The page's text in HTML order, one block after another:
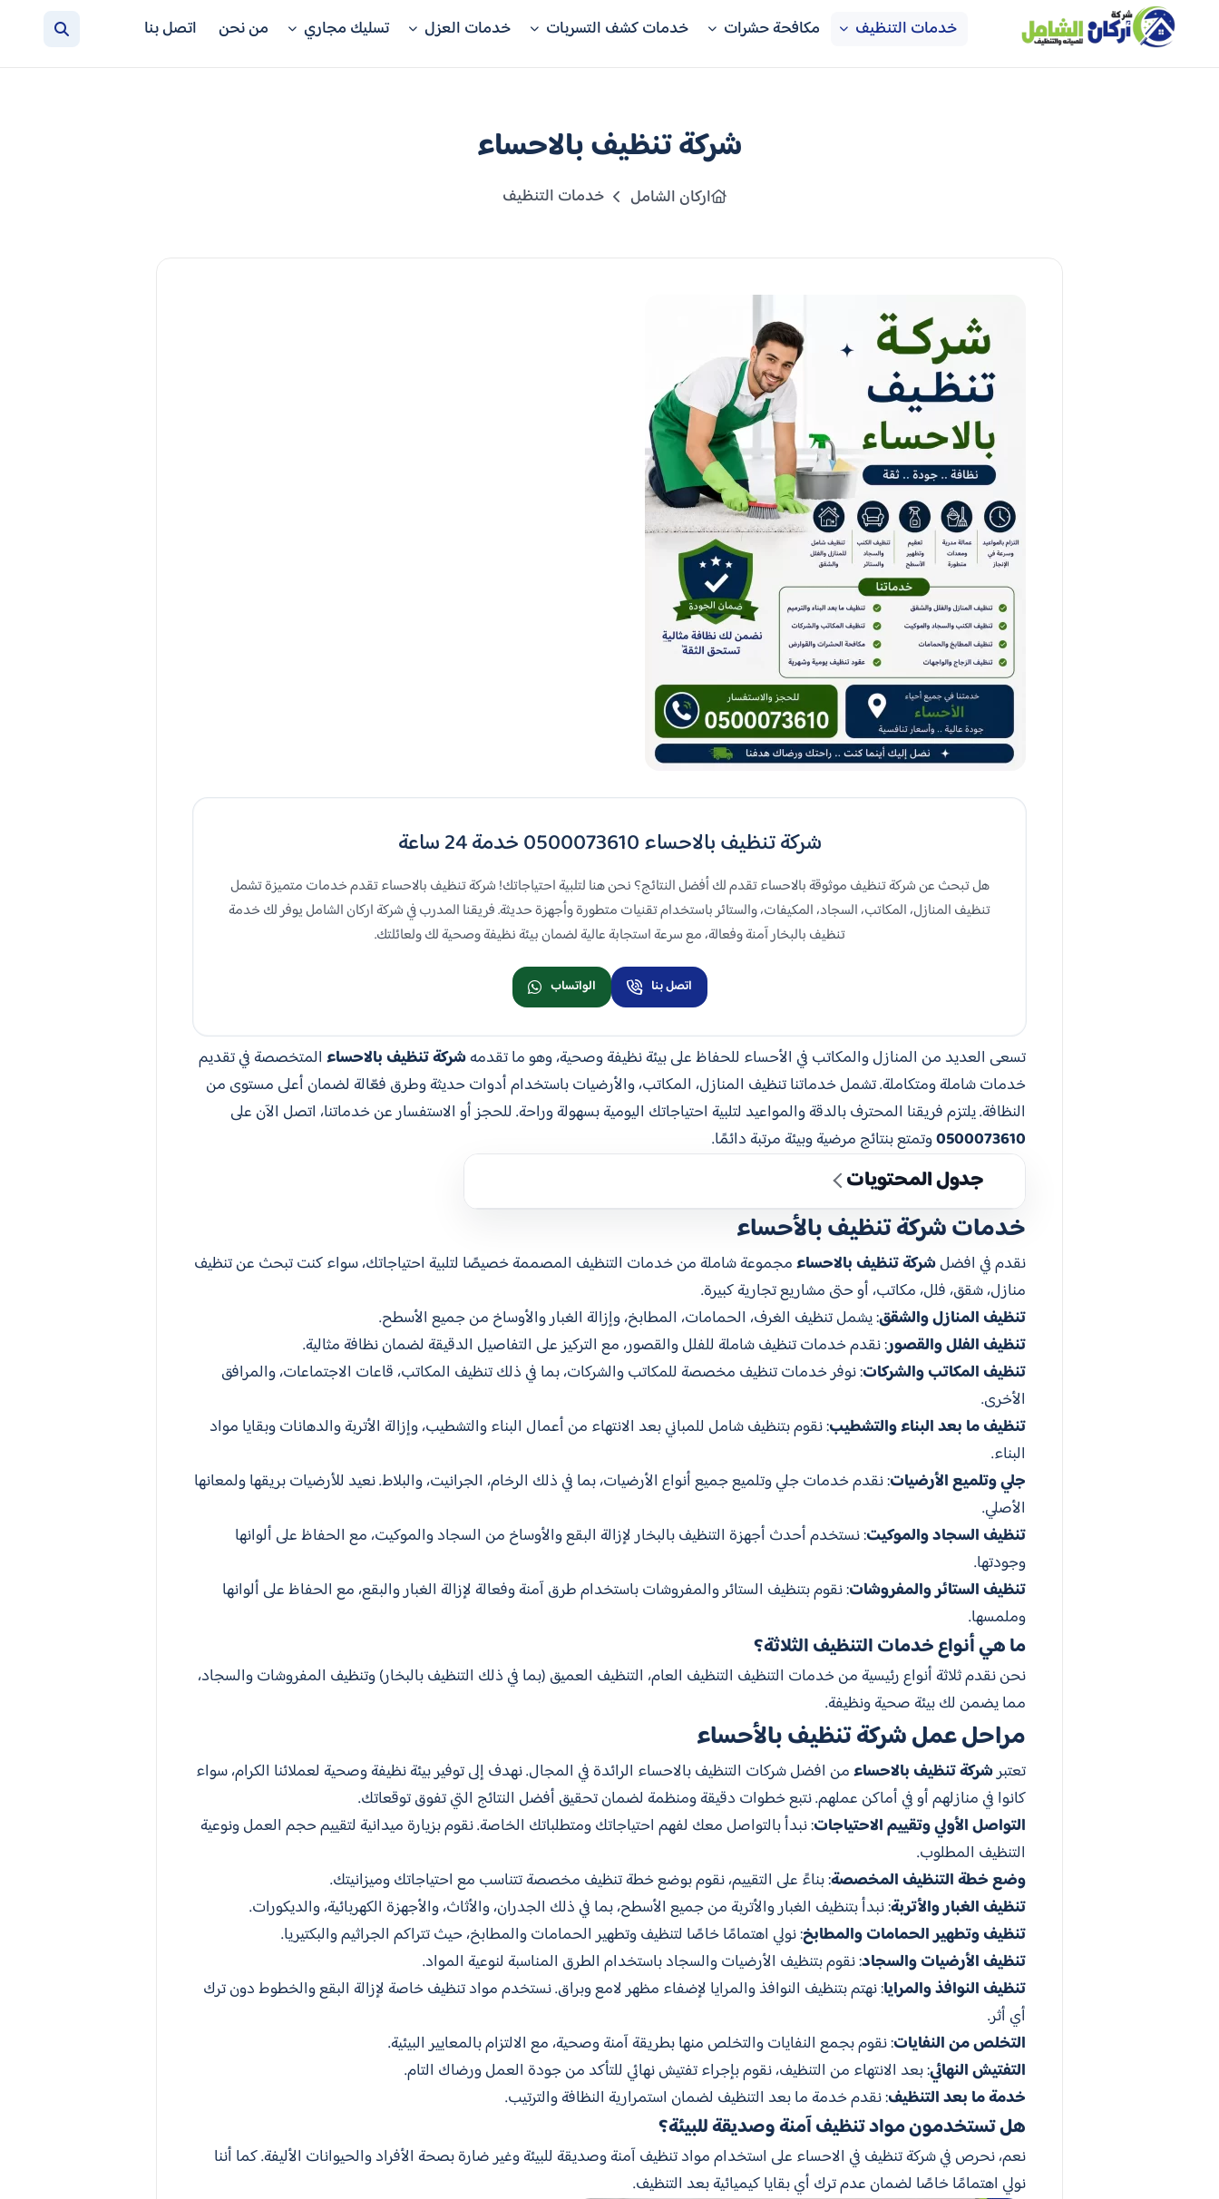
خدمات التنظيف مكافحة حشرات خدمات كشف التسربات خدمات العزل تسليك مجاري من نحن اتصل بنا
شركة تنظيف بالاحساء
اركان الشامل خدمات التنظيف
شركة تنظيف بالاحساء 0500073610 خدمة 24 ساعة
هل تبحث عن شركة تنظيف موثوقة بالاحساء تقدم لك أفضل النتائج؟ نحن هنا لتلبية احتياجاتك! شركة تنظيف بالاحساء تقدم خدمات متميزة تشمل
تنظيف المنازل، المكاتب، السجاد، المكيفات، والستائر باستخدام تقنيات متطورة وأجهزة حديثة. فريقنا المدرب في شركة اركان الشامل يوفر لك خدمة
تنظيف بالبخار آمنة وفعالة، مع سرعة استجابة عالية لضمان بيئة نظيفة وصحية لك ولعائلتك.
اتصل بنا الواتساب
تسعى العديد من المنازل والمكاتب في الأحساء للحفاظ على بيئة نظيفة وصحية، وهو ما تقدمهشركة تنظيف بالاحساء المتخصصة في تقديم
خدمات شاملة ومتكاملة. تشمل خدماتنا تنظيف المنازل، المكاتب، والأرضيات باستخدام أدوات حديثة وطرق فعّالة لضمان أعلى مستوى من
النظافة. يلتزم فريقنا المحترف بالدقة والمواعيد لتلبية احتياجاتك اليومية بسهولة وراحة. للحجز أو الاستفسار عن خدماتنا، اتصل الآن على
0500073610وتمتع بنتائج مرضية وبيئة مرتبة دائمًا.
جدول المحتويات
خدمات شركة تنظيف بالأحساء
نقدم في افضلشركة تنظيف بالاحساءمجموعة شاملة من خدمات التنظيف المصممة خصيصًا لتلبية احتياجاتك، سواء كنت تبحث عن تنظيف
منازل، شقق، فلل، مكاتب، أو حتى مشاريع تجارية كبيرة.
تنظيف المنازل والشقق: يشمل تنظيف الغرف، الحمامات، المطابخ، وإزالة الغبار والأوساخ من جميع الأسطح.
تنظيف الفلل والقصور: نقدم خدمات تنظيف شاملة للفلل والقصور، مع التركيز على التفاصيل الدقيقة لضمان نظافة مثالية.
تنظيف المكاتب والشركات: نوفر خدمات تنظيف مخصصة للمكاتب والشركات، بما في ذلك تنظيف المكاتب، قاعات الاجتماعات، والمرافق
الأخرى.
تنظيف ما بعد البناء والتشطيب: نقوم بتنظيف شامل للمباني بعد الانتهاء من أعمال البناء والتشطيب، وإزالة الأتربة والدهانات وبقايا مواد
البناء.
جلي وتلميع الأرضيات: نقدم خدمات جلي وتلميع جميع أنواع الأرضيات، بما في ذلك الرخام، الجرانيت، والبلاط. نعيد للأرضيات بريقها ولمعانها
الأصلي.
تنظيف السجاد والموكيت: نستخدم أحدث أجهزة التنظيف بالبخار لإزالة البقع والأوساخ من السجاد والموكيت، مع الحفاظ على ألوانها
وجودتها.
تنظيف الستائر والمفروشات: نقوم بتنظيف الستائر والمفروشات باستخدام طرق آمنة وفعالة لإزالة الغبار والبقع، مع الحفاظ على ألوانها
وملمسها.
ما هي أنواع خدمات التنظيف الثلاثة؟
نحن نقدم ثلاثة أنواع رئيسية من خدمات التنظيف التنظيف العام، التنظيف العميق (بما في ذلك التنظيف بالبخار) وتنظيف المفروشات والسجاد،
مما يضمن لك بيئة صحية ونظيفة.
مراحل عمل شركة تنظيف بالأحساء
تعتبرشركة تنظيف بالاحساءمن افضل شركات التنظيف بالاحساء الرائدة في المجال. نهدف إلى توفير بيئة نظيفة وصحية لعملائنا الكرام، سواء
كانوا في منازلهم أو في أماكن عملهم. نتبع خطوات دقيقة ومنظمة لضمان تحقيق أفضل النتائج التي تفوق توقعاتك.
التواصل الأولي وتقييم الاحتياجات: نبدأ بالتواصل معك لفهم احتياجاتك ومتطلباتك الخاصة. نقوم بزيارة ميدانية لتقييم حجم العمل ونوعية
التنظيف المطلوب.
وضع خطة التنظيف المخصصة: بناءً على التقييم، نقوم بوضع خطة تنظيف مخصصة تتناسب مع احتياجاتك وميزانيتك.
تنظيف الغبار والأتربة: نبدأ بتنظيف الغبار والأتربة من جميع الأسطح، بما في ذلك الجدران، والأثاث، والأجهزة الكهربائية، والديكورات.
تنظيف وتطهير الحمامات والمطابخ: نولي اهتمامًا خاصًا لتنظيف وتطهير الحمامات والمطابخ، حيث تتراكم الجراثيم والبكتيريا.
تنظيف الأرضيات والسجاد: نقوم بتنظيف الأرضيات والسجاد باستخدام الطرق المناسبة لنوعية المواد.
تنظيف النوافذ والمرايا: نهتم بتنظيف النوافذ والمرايا لإضفاء مظهر لامع وبراق. نستخدم مواد تنظيف خاصة لإزالة البقع والخطوط دون ترك
أي أثر.
التخلص من النفايات: نقوم بجمع النفايات والتخلص منها بطريقة آمنة وصحية، مع الالتزام بالمعايير البيئية.
التفتيش النهائي: بعد الانتهاء من التنظيف، نقوم بإجراء تفتيش نهائي للتأكد من جودة العمل ورضاك التام.
خدمة ما بعد التنظيف: نقدم خدمة ما بعد التنظيف لضمان استمرارية النظافة والترتيب.
هل تستخدمون مواد تنظيف آمنة وصديقة للبيئة؟
نعم، نحرص في شركة تنظيف في الاحساء على استخدام مواد تنظيف آمنة وصديقة للبيئة وغير ضارة بصحة الأفراد والحيوانات الأليفة. كما أننا
نولي اهتمامًا خاصًا لضمان عدم ترك أي بقايا كيميائية بعد التنظيف.